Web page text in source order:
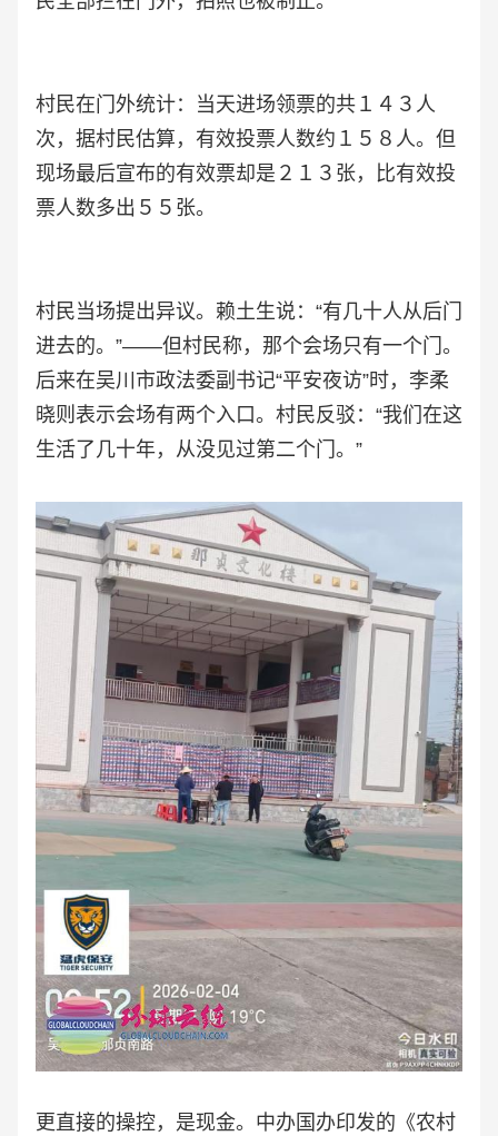
村民在门外统计：当天进场领票的共１４３人
次，据村民估算，有效投票人数约１５８人。但
现场最后宣布的有效票却是２１３张，比有效投
票人数多出５５张。
村民当场提出异议。赖土生说：“有几十人从后门
进去的。”——但村民称，那个会场只有一个门。
后来在吴川市政法委副书记“平安夜访”时，李柔
晓则表示会场有两个入口。村民反驳：“我们在这
生活了几十年，从没见过第二个门。”
更直接的操控，是现金。中办国办印发的《农村